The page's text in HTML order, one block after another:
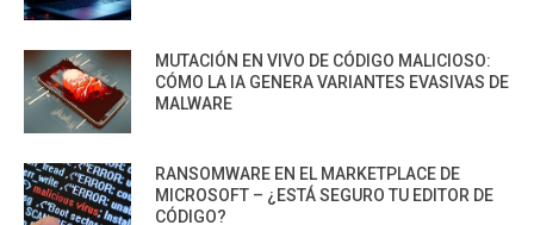
MUTACIÓN EN VIVO DE CÓDIGO MALICIOSO:
CÓMO LA IA GENERA VARIANTES EVASIVAS DE
MALWARE
RANSOMWARE EN EL MARKETPLACE DE
MICROSOFT – ¿ESTÁ SEGURO TU EDITOR DE
CÓDIGO?